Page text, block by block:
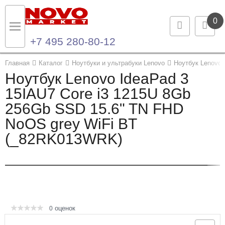
0
+7 495 280-80-12
Главная Каталог Ноутбуки и ультрабуки Lenovo Ноутбук Lenovo
Ноутбук Lenovo IdeaPad 3
15IAU7 Core i3 1215U 8Gb
256Gb SSD 15.6" TN FHD
NoOS grey WiFi BT
(_82RK013WRK)
0 оценок
Назад
Каталог продукции
Ноутбуки и ультрабуки
Компьютеры
Назад
Контакты
Контактная информация